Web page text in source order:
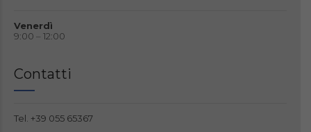
Venerdì
9:00 – 12:00
Contatti
Tel. +39 055 65367